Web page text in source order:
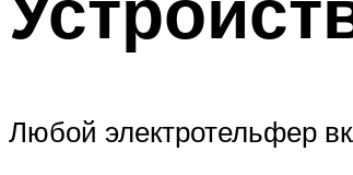
Любой электротельфер